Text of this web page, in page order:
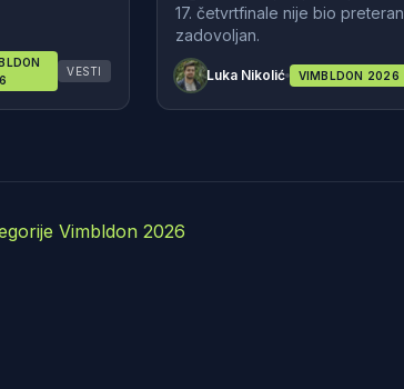
VESTI
17. četvrtfinale nije bio
zadovoljan.
Luka Nikolić VIMBLDON 2026
Vimbldon 2026